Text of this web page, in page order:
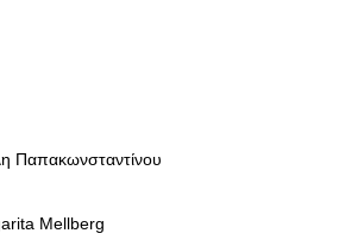
Mellberg
Ο Κώστας Καζάκος μας μιλάει